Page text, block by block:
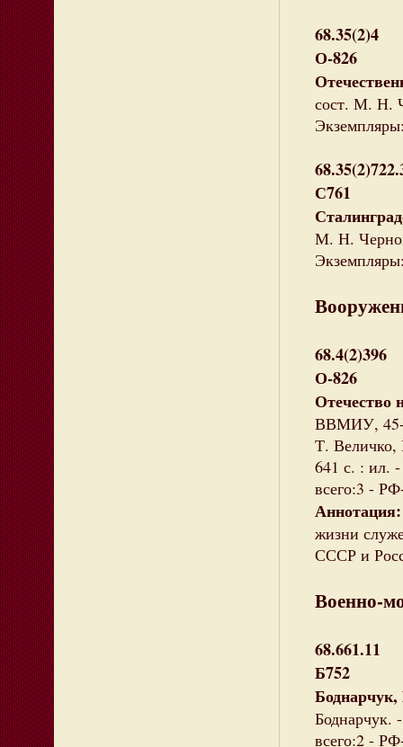
68.35(2)4
О-826
сост. М. Н.
С761
М. Н.
68.4(2)396
О-826
Отечество
ВВМИУ, 45-
Т. Величко,
641 с. : ил.
всего:3 -
жизни
СССР и
Военно-
68.661.11
Б752
Боднарчук.
всего:2 -